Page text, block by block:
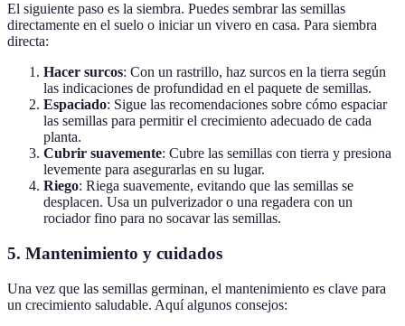
El siguiente paso es la siembra. Puedes sembrar las semillas
directamente en el suelo o iniciar un vivero en casa. Para siembra
directa:
Hacer surcos: Con un rastrillo, haz surcos en la tierra según
las indicaciones de profundidad en el paquete de semillas.
Espaciado: Sigue las recomendaciones sobre cómo espaciar
las semillas para permitir el crecimiento adecuado de cada
planta.
Cubrir suavemente: Cubre las semillas con tierra y presiona
levemente para asegurarlas en su lugar.
Riego: Riega suavemente, evitando que las semillas se
desplacen. Usa un pulverizador o una regadera con un
rociador fino para no socavar las semillas.
5. Mantenimiento y cuidados
Una vez que las semillas germinan, el mantenimiento es clave para
un crecimiento saludable. Aquí algunos consejos: